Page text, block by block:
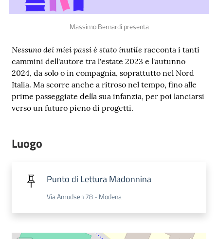
Novità
e
consigli
Cataloghi
Massimo Bernardi presenta
Nessuno dei miei passi è stato inutile racconta i tanti
cammini dell'autore tra l'estate 2023 e l'autunno
2024, da solo o in compagnia, soprattutto nel Nord
Italia. Ma scorre anche a ritroso nel tempo, fino alle
prime passeggiate della sua infanzia, per poi lanciarsi
verso un futuro pieno di progetti.
Luogo
Punto di Lettura Madonnina
Via Amudsen 78 - Modena